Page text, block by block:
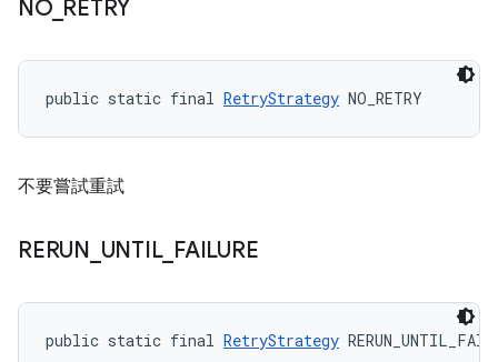
NO_ RETRY
public static final RetryStrategy NO_RETRY
不要嘗試重試
RERUN UNTIL_ FAILURE
public static final RetryStrategy